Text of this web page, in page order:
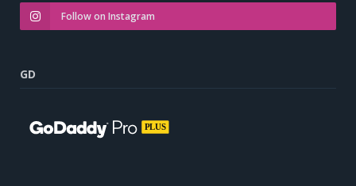
Follow on Instagram
GD